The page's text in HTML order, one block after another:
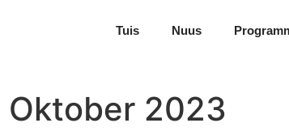
Tuis Nuus
Oktober 2023